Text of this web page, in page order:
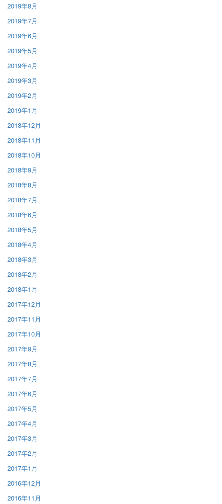
2019年8月
2019年7月
2019年6月
2019年5月
2019年4月
2019年3月
2019年2月
2019年1月
2018年12月
2018年11月
2018年10月
2018年9月
2018年8月
2018年7月
2018年6月
2018年5月
2018年4月
2018年3月
2018年2月
2018年1月
2017年12月
2017年11月
2017年10月
2017年9月
2017年8月
2017年7月
2017年6月
2017年5月
2017年4月
2017年3月
2017年2月
2017年1月
2016年12月
2016年11月